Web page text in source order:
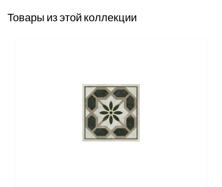
Товары из этой коллекции